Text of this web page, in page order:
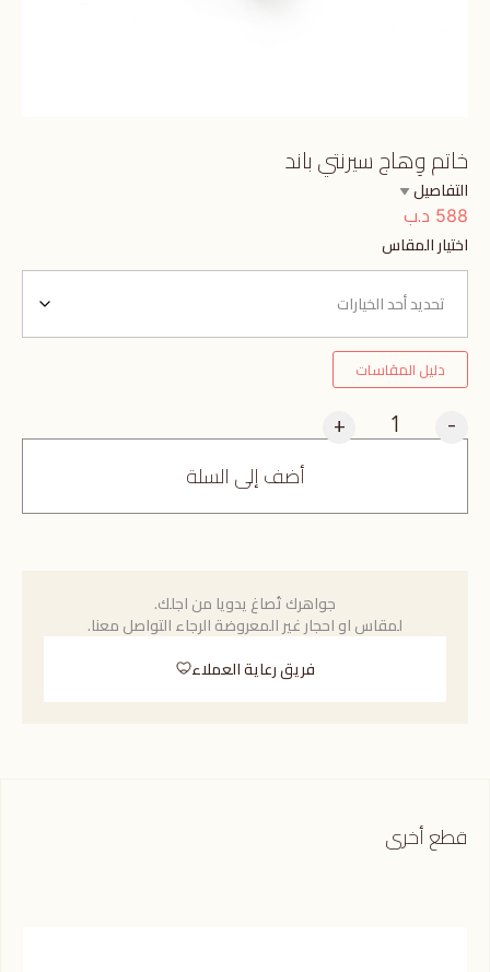
خاتم وِهاج سيرنتي باند
التفاصيل
588 د.ب
اختيار المقاس
دليل المقاسات
-
+
أضف إلى السلة
جواهرك تُصاغ يدويا من اجلك.
لمقاس او احجار غير المعروضة الرجاء التواصل معنا.
فريق رعاية العملاء
قطع أخرى